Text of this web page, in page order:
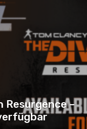
Resurgence –